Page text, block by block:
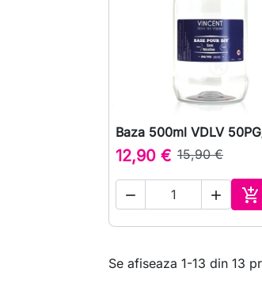
 Vizualizare
Baza 500ml VDLV
12,90 € 15,90 €
  
Se afiseaza 1-13 din 13